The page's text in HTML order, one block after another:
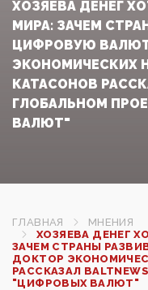
ХОЗЯЕВА ДЕНЕГ
МИРА: ЗАЧЕМ
ЦИФРОВУЮ
ЭКОНОМИЧЕСКИХ
КАТАСОНОВ
ГЛОБАЛЬНОМ
ВАЛЮТ"
ГЛАВНАЯ
МНЕНИЯ
ХОЗЯЕВА ДЕНЕГ
ЗАЧЕМ СТРАНЫ
ДОКТОР
РАССКАЗАЛ
"ЦИФРОВЫХ ВАЛЮТ"